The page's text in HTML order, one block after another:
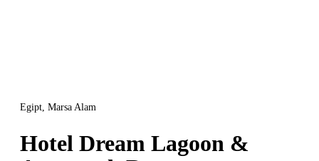
Egipt, Marsa Alam
Hotel Dream Lagoon &